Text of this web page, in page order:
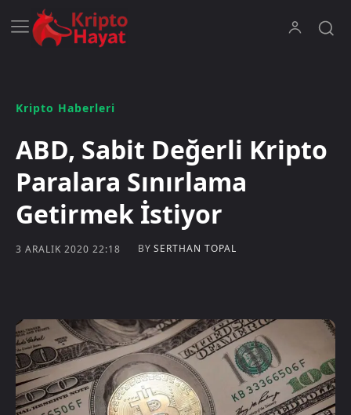
Kripto Haberleri
ABD, Sabit Değerli Kripto
Paralara Sınırlama
Getirmek İstiyor
3 ARALIK 2020 22:18 BY SERTHAN TOPAL